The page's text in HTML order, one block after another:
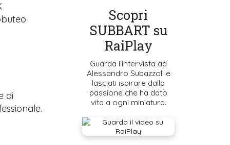
di
Scopri
SUBBART su
RaiPlay
Guarda l’intervista ad
Alessandro Subazzoli e
lasciati ispirare dalla
passione che ha dato
vita a ogni miniatura.